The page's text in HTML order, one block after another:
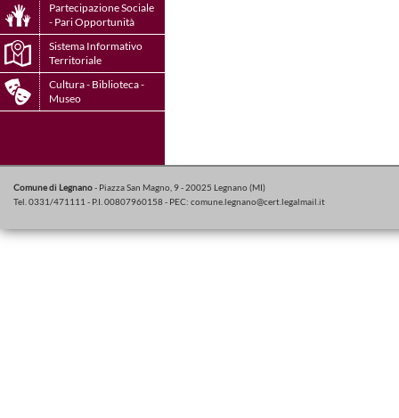
Partecipazione Sociale
- Pari Opportunità
Sistema Informativo
Territoriale
Cultura - Biblioteca -
Museo
Comune di Legnano- Piazza San Magno, 9 - 20025 Legnano (MI)
Tel. 0331/471111 - P.I. 00807960158 - PEC: comune.legnano@cert.legalmail.it